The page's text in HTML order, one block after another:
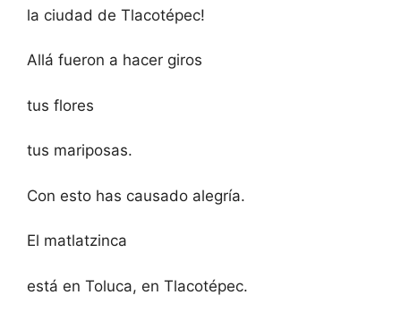
la ciudad de Tlacotépec!
Allá fueron a hacer giros
tus flores
tus mariposas.
Con esto has causado alegría.
El matlatzinca
está en Toluca, en Tlacotépec.